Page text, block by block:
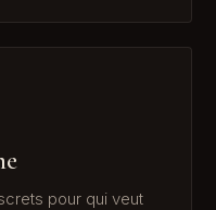
pour qui veut